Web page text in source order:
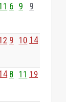
6 9 9
9 10 14
8 11 19